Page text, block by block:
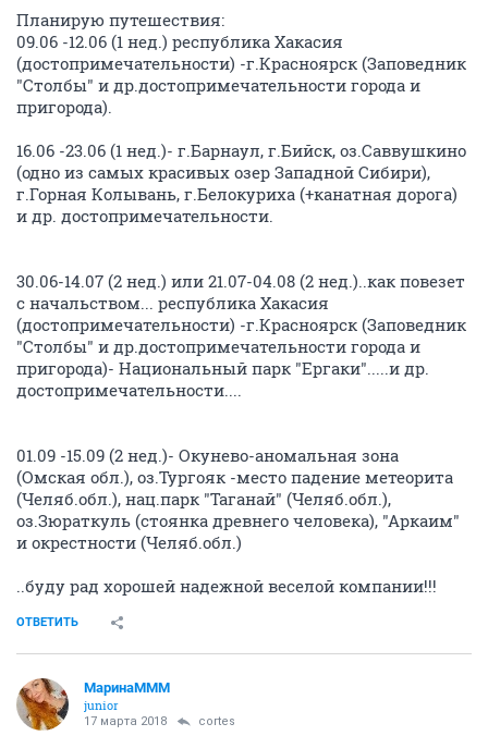
Планирую путешествия:
09.06 -12.06 (1 нед.) республика Хакасия
(достопримечательности) -г.Красноярск (Заповедник
"Столбы" и др.достопримечательности города и
пригорода).
16.06 -23.06 (1 нед.)- г.Барнаул, г.Бийск, оз.Саввушкино
(одно из самых красивых озер Западной Сибири),
г.Горная Колывань, г.Белокуриха (+канатная дорога)
и др. достопримечательности.
30.06-14.07 (2 нед.) или 21.07-04.08 (2 нед.)..как повезет
с начальством... республика Хакасия
(достопримечательности) -г.Красноярск (Заповедник
"Столбы" и др.достопримечательности города и
пригорода)- Национальный парк "Ергаки".....и др.
достопримечательности....
01.09 -15.09 (2 нед.)- Окунево-аномальная зона
(Омская обл.), оз.Тургояк -место падение метеорита
(Челяб.обл.), нац.парк "Таганай" (Челяб.обл.),
оз.Зюраткуль (стоянка древнего человека), "Аркаим"
и окрестности (Челяб.обл.)
..буду рад хорошей надежной веселой компании!!!
ОТВЕТИТЬ
МаринаМММ
junior
17 марта 2018 cortes